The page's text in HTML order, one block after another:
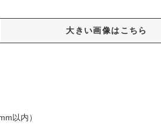
大きい画像はこちら
以内）